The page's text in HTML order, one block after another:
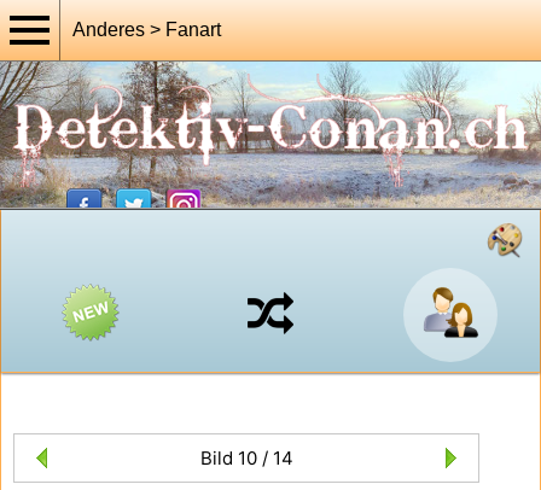
Anderes > Fanart
Bild 10 / 14